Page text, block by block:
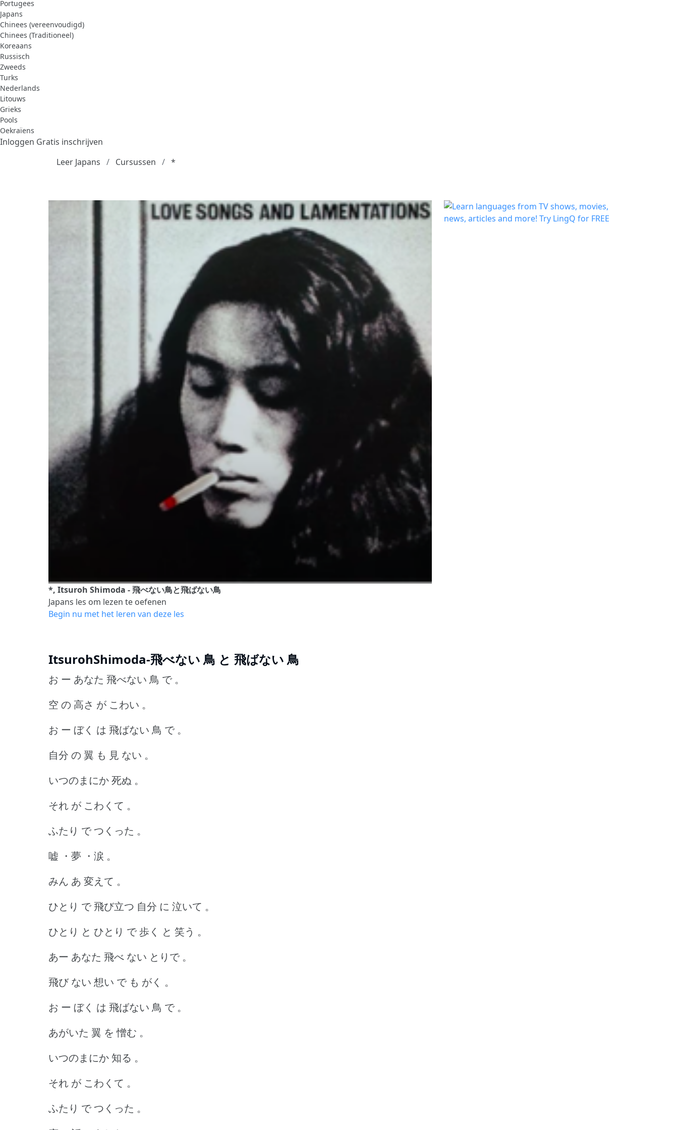
Portugees
Japans
Chinees (vereenvoudigd)
Chinees (Traditioneel)
Koreaans
Russisch
Zweeds
Turks
Nederlands
Litouws
Grieks
Pools
Oekraïens
Inloggen Gratis inschrijven
Leer Japans
Cursussen *
*, Itsuroh Shimoda - 飛べない鳥と飛ばない鳥
Japans les om lezen te oefenen
Begin nu met het leren van deze les
ItsurohShimoda-飛べない 鳥 と 飛ばない 鳥
お ー あなた 飛べない 鳥 で 。
空 の 高さ が こわい 。
お ー ぼく は 飛ばない 鳥 で 。
自分 の 翼 も 見 ない 。
いつのまにか 死ぬ 。
それ が こわくて 。
ふたり で つくった 。
嘘 ・夢 ・涙 。
みん あ 変えて 。
ひとり で 飛び立つ 自分 に 泣いて 。
ひとり と ひとり で 歩く と 笑う 。
あー あなた 飛べ ない とりで 。
飛び ない 想い で も がく 。
お ー ぼく は 飛ばない 鳥 で 。
あがいた 翼 を 憎む 。
いつのまにか 知る 。
それ が こわくて 。
ふたり で つくった 。